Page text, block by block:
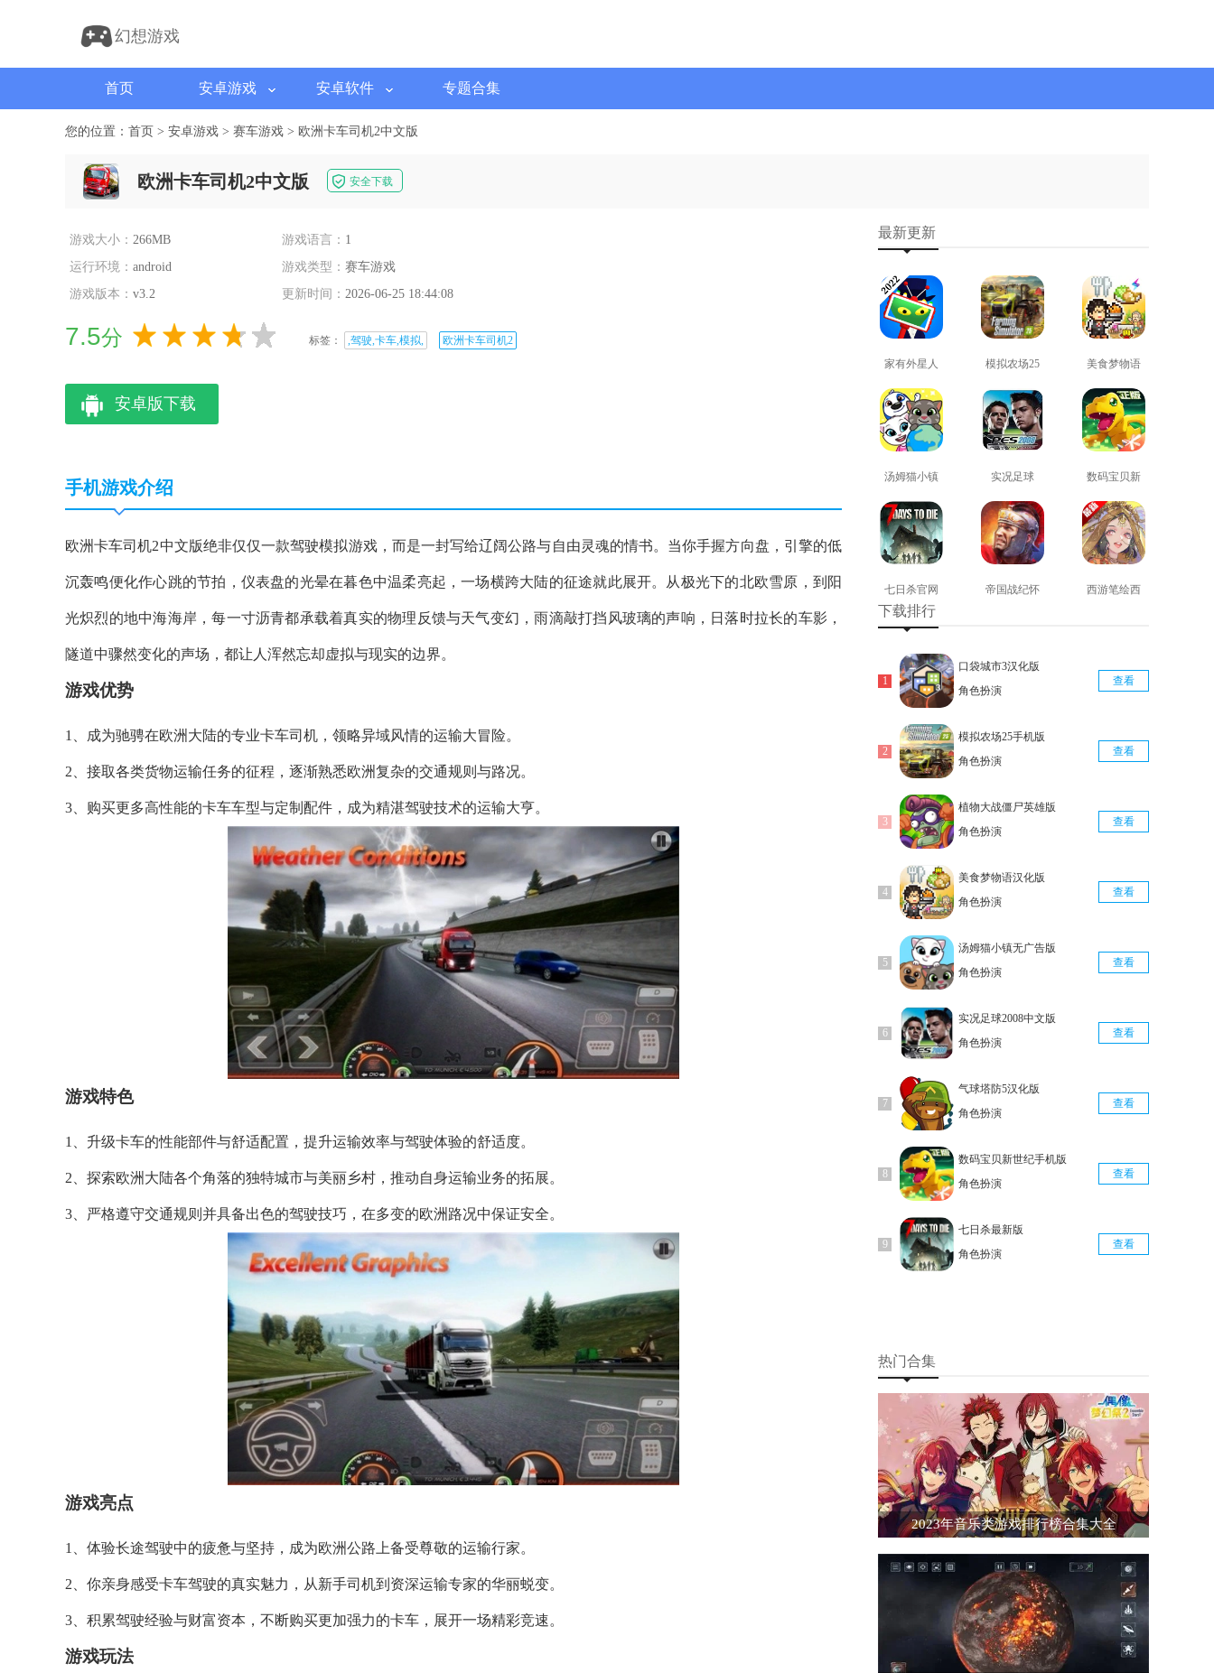
幻想游戏
首页 安卓游戏 安卓软件 专题合集
您的位置： 首页 > 安卓游戏 > 赛车游戏 > 欧洲卡车司机2中文版
欧洲卡车司机2中文版 安全下载
游戏大小： 266MB 游戏语言： 1
运行环境： android 游戏类型： 赛车游戏
游戏版本： v3.2 更新时间： 2026-06-25 18:44:08
7.5分 标签： ,驾驶,卡车,模拟, 欧洲卡车司机2
安卓版下载
手机游戏介绍
欧洲卡车司机2中文版绝非仅仅一款驾驶模拟游戏，而是一封写给辽阔公路与自由灵魂的情书。当你手握方向盘，引擎的低
沉轰鸣便化作心跳的节拍，仪表盘的光晕在暮色中温柔亮起，一场横跨大陆的征途就此展开。从极光下的北欧雪原，到阳
光炽烈的地中海海岸，每一寸沥青都承载着真实的物理反馈与天气变幻，雨滴敲打挡风玻璃的声响，日落时拉长的车影，
隧道中骤然变化的声场，都让人浑然忘却虚拟与现实的边界。
游戏优势
1、成为驰骋在欧洲大陆的专业卡车司机，领略异域风情的运输大冒险。
2、接取各类货物运输任务的征程，逐渐熟悉欧洲复杂的交通规则与路况。
3、购买更多高性能的卡车车型与定制配件，成为精湛驾驶技术的运输大亨。
游戏特色
1、升级卡车的性能部件与舒适配置，提升运输效率与驾驶体验的舒适度。
2、探索欧洲大陆各个角落的独特城市与美丽乡村，推动自身运输业务的拓展。
3、严格遵守交通规则并具备出色的驾驶技巧，在多变的欧洲路况中保证安全。
游戏亮点
1、体验长途驾驶中的疲惫与坚持，成为欧洲公路上备受尊敬的运输行家。
2、你亲身感受卡车驾驶的真实魅力，从新手司机到资深运输专家的华丽蜕变。
3、积累驾驶经验与财富资本，不断购买更加强力的卡车，展开一场精彩竞速。
游戏玩法
最新更新
家有外星人
免费版
查看
模拟农场25
免费版
查看
美食梦物语
正版
查看
汤姆猫小镇
免费版
查看
实况足球
2008安卓版
查看
数码宝贝新
世纪免费版
查看
七日杀官网
版
查看
帝国战纪怀
西游笔绘西
下载排行
口袋城市3汉化版
角色扮演
查看
模拟农场25手机版
角色扮演
查看
植物大战僵尸英雄版
角色扮演
查看
美食梦物语汉化版
角色扮演
查看
汤姆猫小镇无广告版
角色扮演
查看
实况足球2008中文版
角色扮演
查看
气球塔防5汉化版
角色扮演
查看
数码宝贝新世纪手机版
角色扮演
查看
七日杀最新版
角色扮演
查看
热门合集
2023年音乐类游戏排行榜合集大全